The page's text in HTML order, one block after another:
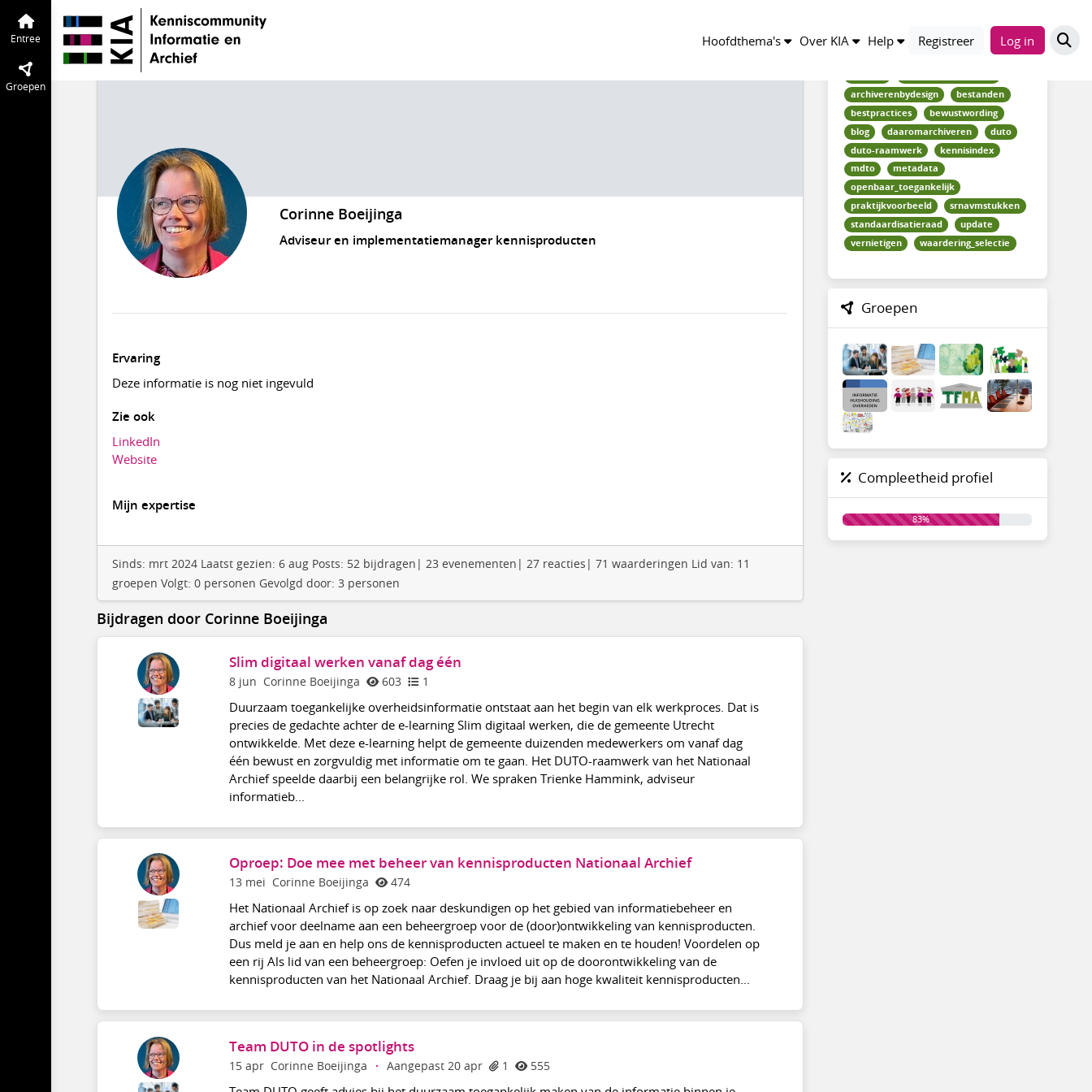
Hoofdthema's Over KIA Help Registreer Log in
Entree
Groepen
Corinne Boeijinga
Adviseur en implementatiemanager kennisproducten
Ervaring
Deze informatie is nog niet ingevuld
Zie ook
LinkedIn
Website
Mijn expertise
Sinds: mrt 2024 Laatst gezien: 6 aug Posts: 52 bijdragen| 23 evenementen| 27 reacties| 71 waarderingen Lid van: 11
groepen Volgt: 0 personen Gevolgd door: 3 personen
Bijdragen door Corinne Boeijinga
Slim digitaal werken vanaf dag één
8 jun Corinne Boeijinga 603 1
Duurzaam toegankelijke overheidsinformatie ontstaat aan het begin van elk werkproces. Dat is
precies de gedachte achter de e-learning Slim digitaal werken, die de gemeente Utrecht
ontwikkelde. Met deze e-learning helpt de gemeente duizenden medewerkers om vanaf dag
één bewust en zorgvuldig met informatie om te gaan. Het DUTO-raamwerk van het Nationaal
Archief speelde daarbij een belangrijke rol. We spraken Trienke Hammink, adviseur
informatieb...
Oproep: Doe mee met beheer van kennisproducten Nationaal Archief
13 mei Corinne Boeijinga 474
Het Nationaal Archief is op zoek naar deskundigen op het gebied van informatiebeheer en
archief voor deelname aan een beheergroep voor de (door)ontwikkeling van kennisproducten.
Dus meld je aan en help ons de kennisproducten actueel te maken en te houden! Voordelen op
een rij Als lid van een beheergroep: Oefen je invloed uit op de doorontwikkeling van de
kennisproducten van het Nationaal Archief. Draag je bij aan hoge kwaliteit kennisproducten...
Team DUTO in de spotlights
15 apr Corinne Boeijinga · Aangepast 20 apr 1 555
archiverenbydesign
bestanden
bestpractices
bewustwording
blog
daaromarchiveren
duto
duto-raamwerk
kennisindex
mdto
metadata
openbaar_toegankelijk
praktijkvoorbeeld
srnavmstukken
standaardisatieraad
update
vernietigen
waardering_selectie
Groepen
Compleetheid profiel
83%